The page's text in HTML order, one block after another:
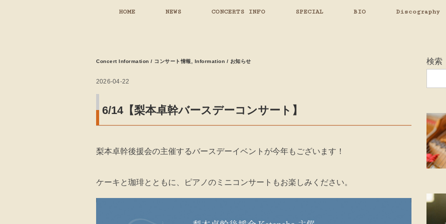
HOME NEWS CONCERTS INFO SPECIAL BIO Discography
Concert Information / コンサート情報 Information / お知らせ
2026-04-22
6/14【梨本卓幹バースデーコンサート】
梨本卓幹後援会の主催するバースデーイベントが今年もございます！
ケーキと珈琲とともに、ピアノのミニコンサートもお楽しみください。
検索